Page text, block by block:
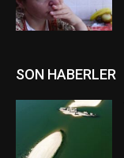
SON HABERLER